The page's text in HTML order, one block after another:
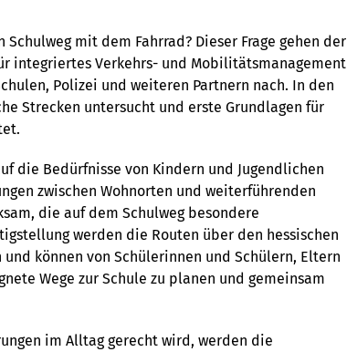
mit dem Fahrrad? Dieser Frage gehen der
integriertes Verkehrs- und Mobilitätsmanagement
Polizei und weiteren Partnern nach. In den
Strecken untersucht und erste Grundlagen für
die Bedürfnisse von Kindern und Jugendlichen
zwischen Wohnorten und weiterführenden
die auf dem Schulweg besondere
werden die Routen über den hessischen
können von Schülerinnen und Schülern, Eltern
Wege zur Schule zu planen und gemeinsam
im Alltag gerecht wird, werden die